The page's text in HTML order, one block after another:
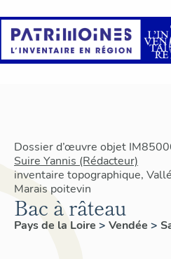
Dossier d’œuvre objet
Suire Yannis (Rédacteur)
inventaire topographique,
Marais poitevin
Bac à râteau
Pays de la Loire > Vendée >